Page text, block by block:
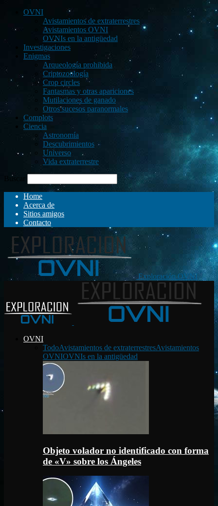
OVNI
Avistamientos de extraterrestres
Avistamientos OVNI
OVNIs en la antigüedad
Investigaciones
Enigmas
Arqueología prohibida
Criptozoología
Crop circles
Fantasmas y otras apariciones
Mutilaciones de ganado
Otros sucesos paranormales
Complots
Ciencia
Astronomía
Descubrimientos
Universo
Vida extraterrestre
Buscar
Home
Acerca de
Sitios amigos
Contacto
Exploración OVNI
OVNI
TodoAvistamientos de extraterrestresAvistamientos
OVNIOVNIs en la antigüedad
Objeto volador no identificado con forma
de «V» sobre los Ángeles